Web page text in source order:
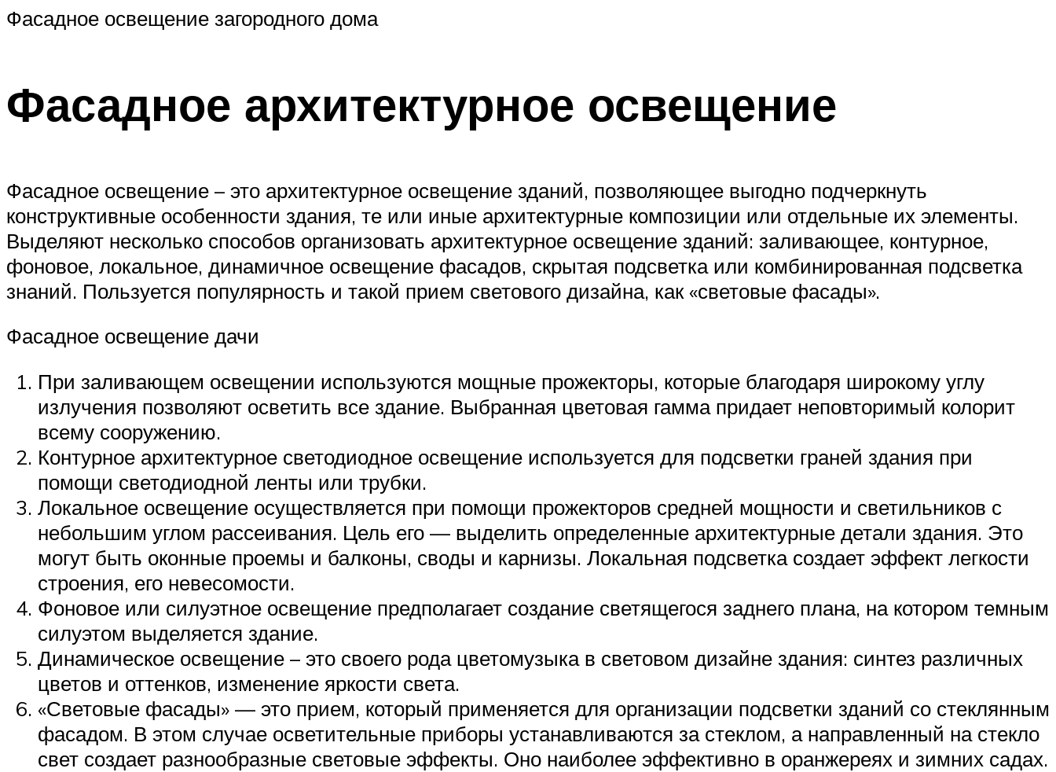
Фасадное освещение загородного дома
Фасадное архитектурное освещение
Фасадное освещение – это архитектурное освещение зданий, позволяющее выгодно подчеркнуть
конструктивные особенности здания, те или иные архитектурные композиции или отдельные их элементы.
Выделяют несколько способов организовать архитектурное освещение зданий: заливающее, контурное,
фоновое, локальное, динамичное освещение фасадов, скрытая подсветка или комбинированная подсветка
знаний. Пользуется популярность и такой прием светового дизайна, как «световые фасады».
Фасадное освещение дачи
При заливающем освещении используются мощные прожекторы, которые благодаря широкому углу
излучения позволяют осветить все здание. Выбранная цветовая гамма придает неповторимый колорит
всему сооружению.
Контурное архитектурное светодиодное освещение используется для подсветки граней здания при
помощи светодиодной ленты или трубки.
Локальное освещение осуществляется при помощи прожекторов средней мощности и светильников с
небольшим углом рассеивания. Цель его — выделить определенные архитектурные детали здания. Это
могут быть оконные проемы и балконы, своды и карнизы. Локальная подсветка создает эффект легкости
строения, его невесомости.
Фоновое или силуэтное освещение предполагает создание светящегося заднего плана, на котором темным
силуэтом выделяется здание.
Динамическое освещение – это своего рода цветомузыка в световом дизайне здания: синтез различных
цветов и оттенков, изменение яркости света.
«Световые фасады» — это прием, который применяется для организации подсветки зданий со стеклянным
фасадом. В этом случае осветительные приборы устанавливаются за стеклом, а направленный на стекло
свет создает разнообразные световые эффекты. Оно наиболее эффективно в оранжереях и зимних садах.